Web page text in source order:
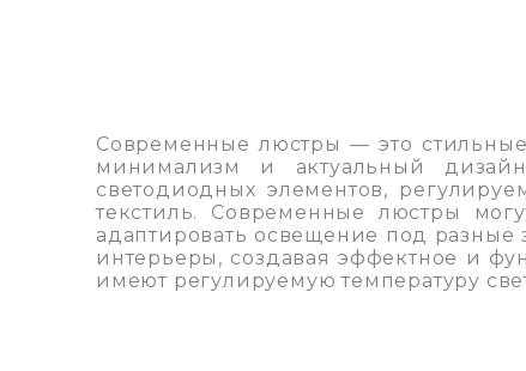
Современные люстры — это
минимализм и актуальный
светодиодных элементов,
текстиль. Современные люстры
адаптировать освещение под
интерьеры, создавая эффектное и
имеют регулируемую температуру